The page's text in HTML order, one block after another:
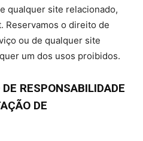
qualquer site relacionado,
Reservamos o direito de
ou de qualquer site
um dos usos proibidos.
RESPONSABILIDADE
DE